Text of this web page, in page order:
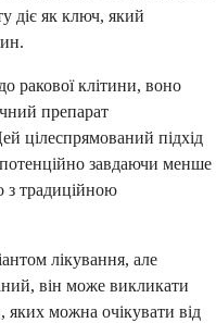
діє як ключ, який
ракової клітини, воно
препарат
цілеспрямований підхід
завдаючи менше
з традиційною
лікування, але
він може викликати
можна очікувати від